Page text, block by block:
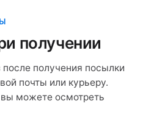
получении
после получения посылки
почты или курьеру.
можете осмотреть